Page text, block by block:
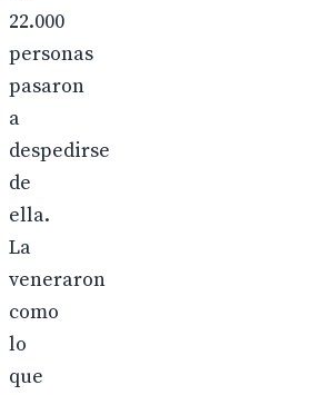
22.000
personas
pasaron
a
despedirse
de
ella.
La
veneraron
como
lo
que